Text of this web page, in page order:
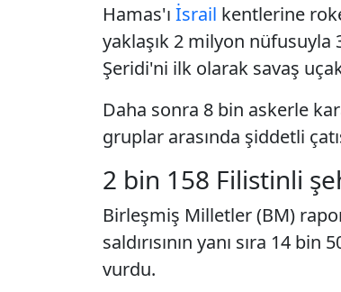
Hamas'ı İsrail kentlerine
yaklaşık 2 milyon nüfusuyla
Şeridi'ni ilk olarak savaş
Daha sonra 8 bin askerle
gruplar arasında şiddetli
2 bin 158 Filistinli
Birleşmiş Milletler (BM)
saldırısının yanı sıra 14
vurdu.